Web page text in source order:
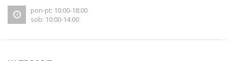
pon-pt: 10:00-18:00
sob: 10:00-14:00